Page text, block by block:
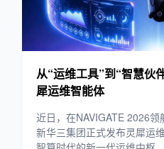
从“运维工具”到“智慧伙
犀运维智能体
近日，在NAVIGATE 2026
新华三集团正式发布灵犀运